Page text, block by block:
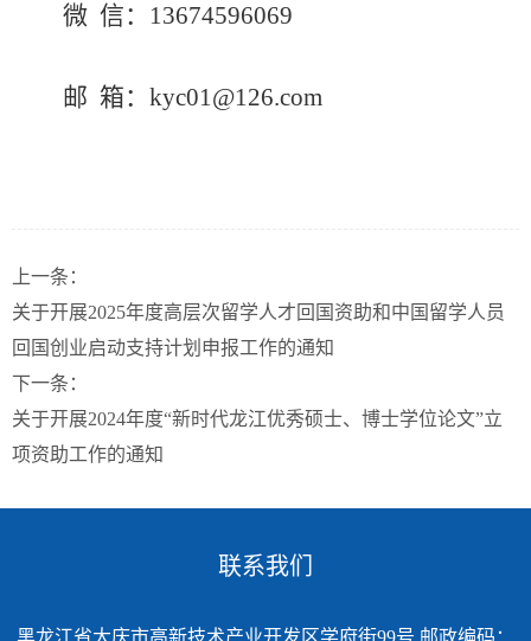
微 信： 13674596069
邮 箱： kyc01@126.com
上一条：
关于开展2025年度高层次留学人才回国资助和中国留学人员
回国创业启动支持计划申报工作的通知
下一条：
关于开展2024年度“新时代龙江优秀硕士、博士学位论文”立
项资助工作的通知
联系我们
黑龙江省大庆市高新技术产业开发区学府街99号 邮政编码：